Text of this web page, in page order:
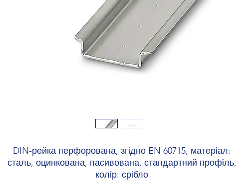
DIN-рейка перфорована, згідно EN 60715, матеріал:
сталь, оцинкована, пасивована, стандартний профіль,
колір: срібло